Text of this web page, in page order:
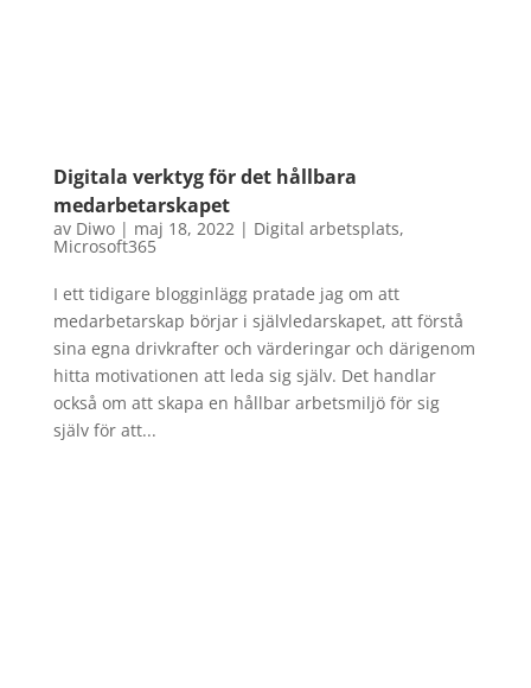
Digitala verktyg för det hållbara
medarbetarskapet
av Diwo| maj 18, 2022| Digital arbetsplats,
Microsoft365
I ett tidigare blogginlägg pratade jag om att
medarbetarskap börjar i självledarskapet, att förstå
sina egna drivkrafter och värderingar och därigenom
hitta motivationen att leda sig själv. Det handlar
också om att skapa en hållbar arbetsmiljö för sig
själv för att...